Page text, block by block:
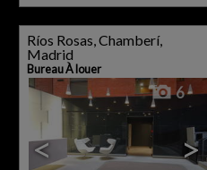
Ríos Rosas, Chamberí,
Madrid
Bureau À louer
< >
6